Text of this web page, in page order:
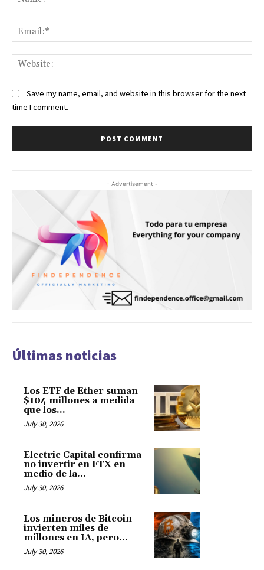
Save my name, email, and website in this browser for the next
time I comment.
- Advertisement -
Últimas noticias
Los ETF de Ether suman
$104 millones a medida
que los...
July 30, 2026
Electric Capital confirma
no invertir en FTX en
medio de la...
July 30, 2026
Los mineros de Bitcoin
invierten miles de
millones en IA, pero...
July 30, 2026